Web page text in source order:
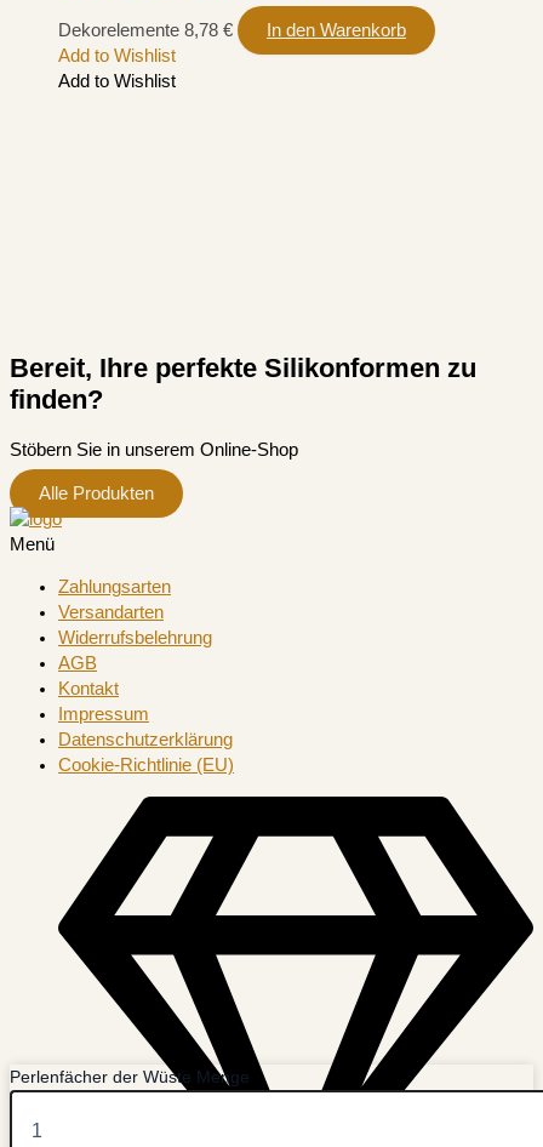
Dekorelemente 8,78 €
In den Warenkorb
Add to Wishlist
Add to Wishlist
Bereit, Ihre perfekte Silikonformen zu
finden?
Stöbern Sie in unserem Online-Shop
Alle Produkten
Menü
Zahlungsarten
Versandarten
Widerrufsbelehrung
AGB
Kontakt
Impressum
Datenschutzerklärung
Cookie-Richtlinie (EU)
Perlenfächer der Wüste Menge